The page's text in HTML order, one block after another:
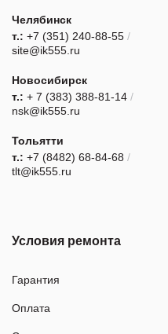
Челябинск
т.: +7 (351) 240-88-55 /
site@ik555.ru
Новосибирск
т.: + 7 (383) 388-81-14 /
nsk@ik555.ru
Тольятти
т.: +7 (8482) 68-84-68 /
tlt@ik555.ru
Условия ремонта
Гарантия
Оплата